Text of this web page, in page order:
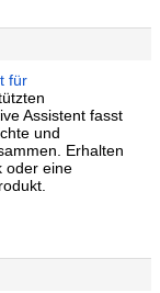
für
Assistent fasst
und
Erhalten
oder eine